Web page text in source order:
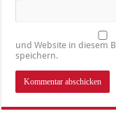
und Website in diesem
speichern.